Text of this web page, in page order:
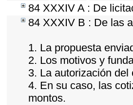
84 XXXIV A : De
84 XXXIV B : De las
1. La propuesta
2. Los motivos y
3. La autorización
4. En su caso, las
montos.